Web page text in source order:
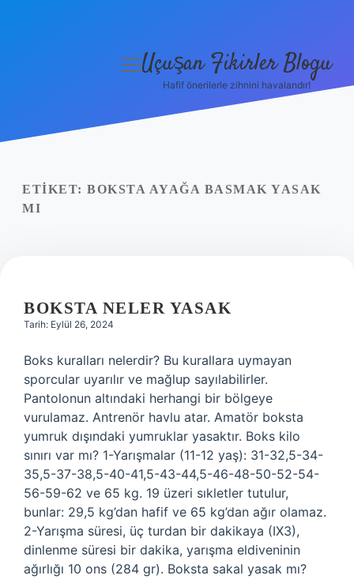
Yasal Uyarı
menüyü
Uçuşan Fikirler Blogu
Hafif önerilerle zihnini havalandır!
ETIKET: BOKSTA AYAĞA BASMAK YASAK
MI
BOKSTA NELER YASAK
Tarih: Eylül 26, 2024
Boks kuralları nelerdir? Bu kurallara uymayan
sporcular uyarılır ve mağlup sayılabilirler.
Pantolonun altındaki herhangi bir bölgeye
vurulamaz. Antrenör havlu atar. Amatör boksta
yumruk dışındaki yumruklar yasaktır. Boks kilo
sınırı var mı? 1-Yarışmalar (11-12 yaş): 31-32,5-34-
35,5-37-38,5-40-41,5-43-44,5-46-48-50-52-54-
56-59-62 ve 65 kg. 19 üzeri sıkletler tutulur,
bunlar: 29,5 kg’dan hafif ve 65 kg’dan ağır olamaz.
2-Yarışma süresi, üç turdan bir dakikaya (IX3),
dinlenme süresi bir dakika, yarışma eldiveninin
ağırlığı 10 ons (284 gr). Boksta sakal yasak mı?